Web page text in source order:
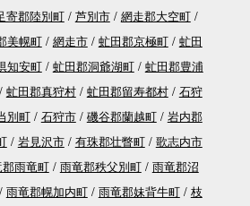
寄郡陸別町 芦別市
網走郡大空町
美幌町 網走市 虻田郡京極町
虻田
知安町 虻田郡洞爺湖町
虻田郡豊浦
虻田郡真狩村 虻田郡留寿都村
石狩
別町 石狩市 磯谷郡蘭越町
岩内郡
岩見沢市 有珠郡壮瞥町
歌志内市
雨竜町 雨竜郡秩父別町
雨竜郡沼
雨竜郡幌加内町 雨竜郡妹背牛町
枝